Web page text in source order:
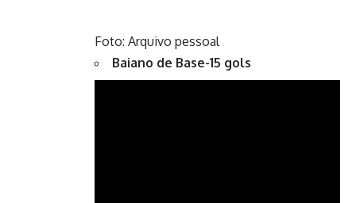
Foto: Arquivo pessoal
Baiano de Base-15 gols